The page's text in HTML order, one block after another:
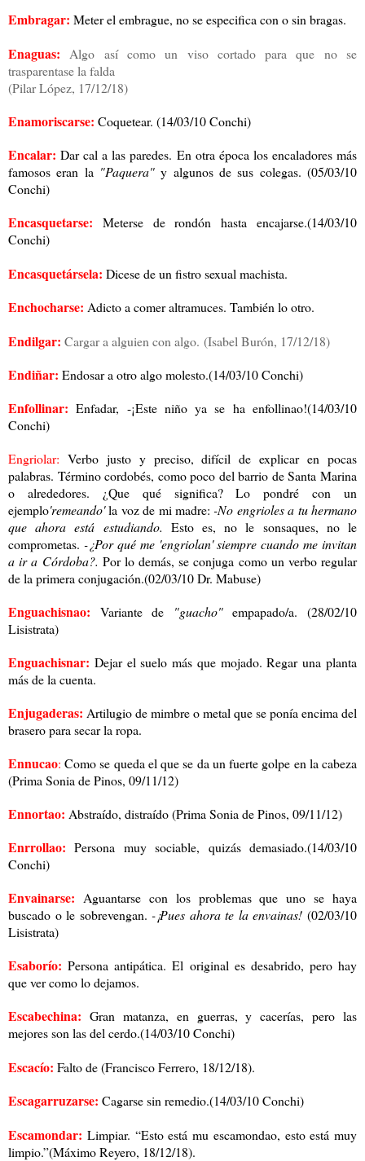
Embragar: Meter el embrague, no se especifica con o sin bragas.
Enaguas: Algo así como un viso cortado para que no se
trasparentase la falda
(Pilar López, 17/12/18)
Enamoriscarse: Coquetear. (14/03/10 Conchi)
Encalar: Dar cal a las paredes. En otra época los encaladores más
famosos eran la "Paquera" y algunos de sus colegas. (05/03/10
Conchi)
Encasquetarse:
Meterse de rondón hasta encajarse.(14/03/10
Conchi)
Encasquetársela: Dicese de un fistro sexual machista.
Enchocharse: Adicto a comer altramuces. También lo otro.
Endilgar: Cargar a alguien con algo. (Isabel Burón, 17/12/18)
Endiñar: Endosar a otro algo molesto.(14/03/10 Conchi)
Enfollinar:Enfadar, -¡Este niño ya se ha enfollinao!(14/03/10
Conchi)
Engriolar: Verbo justo y preciso, difícil de explicar en pocas
palabras. Término cordobés, como poco del barrio de Santa Marina
o alrededores. ¿Que qué significa? Lo pondré con un
ejemplo'remeando'la voz de mi madre:-No engrioles a tu hermano
que ahora está estudiando. Esto es, no le sonsaques, no le
comprometas. -¿Por qué me 'engriolan' siempre cuando me invitan
a ir a Córdoba?. Por lo demás, se conjuga como un verbo regular
de la primera conjugación.(02/03/10 Dr. Mabuse)
Enguachisnao: Variante de "guacho"empapado/a. (28/02/10
Lisistrata)
Enguachisnar: Dejar el suelo más que mojado. Regar una planta
más de la cuenta.
Enjugaderas: Artilugio de mimbre o metal que se ponía encima del
brasero para secar la ropa.
Ennucao:Como se queda el que se da un fuerte golpe en la cabeza
(Prima Sonia de Pinos, 09/11/12)
Ennortao: Abstraído, distraído(Prima Sonia de Pinos, 09/11/12)
Enrrollao: Persona muy sociable, quizás demasiado.(14/03/10
Conchi)
Envainarse: Aguantarse con los problemas que uno se haya
buscado o le sobrevengan.-¡Pues ahora te la envainas! (02/03/10
Lisistrata)
Esaborío: Persona antipática. El original es desabrido, pero hay
que ver como lo dejamos.
Escabechina: Gran matanza, en guerras, y cacerías, pero las
mejores son las del cerdo.(14/03/10 Conchi)
Escacío: Falto de (Francisco Ferrero, 18/12/18).
Escagarruzarse: Cagarse sin remedio.(14/03/10 Conchi)
Escamondar: Limpiar. “Esto está mu escamondao, esto está muy
limpio.”(Máximo Reyero, 18/12/18).